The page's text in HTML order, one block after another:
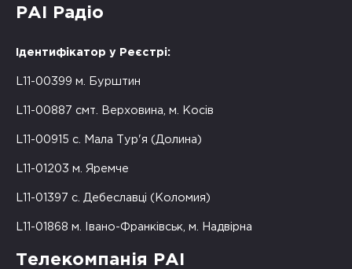
РАІ Радіо
Ідентифікатор у Реєстрі:
L11-00399 м. Бурштин
L11-00887 смт. Верховина, м. Косів
L11-00915 с. Мала Тур'я (Долина)
L11-01203 м. Яремче
L11-01397 с. Дебеславці (Коломия)
L11-01868 м. Івано-Франківськ, м. Надвірна
Телекомпанія РАІ